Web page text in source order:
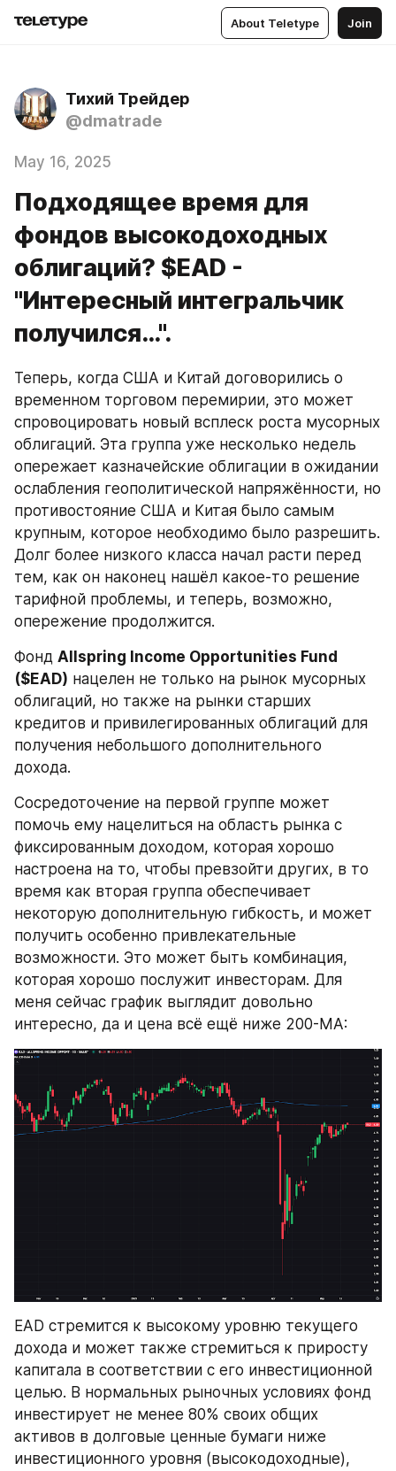
About Teletype Join
Тихий Трейдер
@dmatrade
May 16, 2025
Подходящее время для
фондов высокодоходных
облигаций? $EAD -
"Интересный интегральчик
получился…".
Теперь, когда США и Китай договорились о
временном торговом перемирии, это может
спровоцировать новый всплеск роста мусорных
облигаций. Эта группа уже несколько недель
опережает казначейские облигации в ожидании
ослабления геополитической напряжённости, но
противостояние США и Китая было самым
крупным, которое необходимо было разрешить.
Долг более низкого класса начал расти перед
тем, как он наконец нашёл какое-то решение
тарифной проблемы, и теперь, возможно,
опережение продолжится.
Фонд Allspring Income Opportunities Fund
($EAD) нацелен не только на рынок мусорных
облигаций, но также на рынки старших
кредитов и привилегированных облигаций для
получения небольшого дополнительного
дохода.
Сосредоточение на первой группе может
помочь ему нацелиться на область рынка с
фиксированным доходом, которая хорошо
настроена на то, чтобы превзойти других, в то
время как вторая группа обеспечивает
некоторую дополнительную гибкость, и может
получить особенно привлекательные
возможности. Это может быть комбинация,
которая хорошо послужит инвесторам. Для
меня сейчас график выглядит довольно
интересно, да и цена всё ещё ниже 200-MA:
EAD стремится к высокому уровню текущего
дохода и может также стремиться к приросту
капитала в соответствии с его инвестиционной
целью. В нормальных рыночных условиях фонд
инвестирует не менее 80% своих общих
активов в долговые ценные бумаги ниже
инвестиционного уровня (высокодоходные),